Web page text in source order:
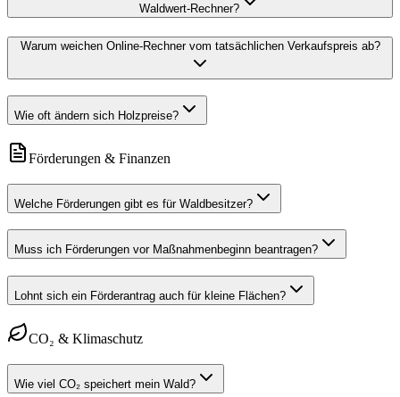
Waldwert-Rechner?
Warum weichen Online-Rechner vom tatsächlichen Verkaufspreis ab?
Wie oft ändern sich Holzpreise?
Förderungen & Finanzen
Welche Förderungen gibt es für Waldbesitzer?
Muss ich Förderungen vor Maßnahmenbeginn beantragen?
Lohnt sich ein Förderantrag auch für kleine Flächen?
CO₂ & Klimaschutz
Wie viel CO₂ speichert mein Wald?